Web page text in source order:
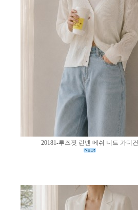
20181-루즈핏 린넨 메쉬 니트 가디건